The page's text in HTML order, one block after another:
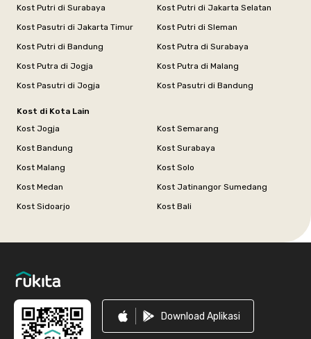
Kost Putri di Surabaya
Kost Putri di Jakarta Selatan
Kost Pasutri di Jakarta Timur
Kost Putri di Sleman
Kost Putri di Bandung
Kost Putra di Surabaya
Kost Putra di Jogja
Kost Putra di Malang
Kost Pasutri di Jogja
Kost Pasutri di Bandung
Kost di Kota Lain
Kost Jogja
Kost Semarang
Kost Bandung
Kost Surabaya
Kost Malang
Kost Solo
Kost Medan
Kost Jatinangor Sumedang
Kost Sidoarjo
Kost Bali
Download Aplikasi